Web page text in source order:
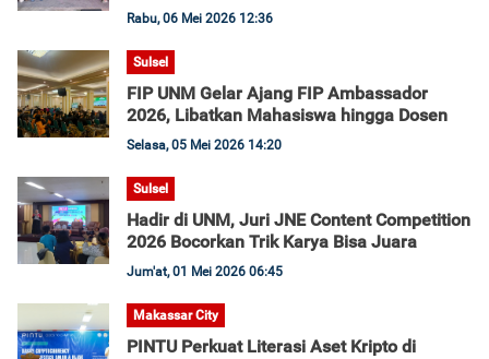
Rabu, 06 Mei 2026 12:36
Sulsel
FIP UNM Gelar Ajang FIP Ambassador
2026, Libatkan Mahasiswa hingga Dosen
Selasa, 05 Mei 2026 14:20
Sulsel
Hadir di UNM, Juri JNE Content Competition
2026 Bocorkan Trik Karya Bisa Juara
Jum'at, 01 Mei 2026 06:45
Makassar City
PINTU Perkuat Literasi Aset Kripto di